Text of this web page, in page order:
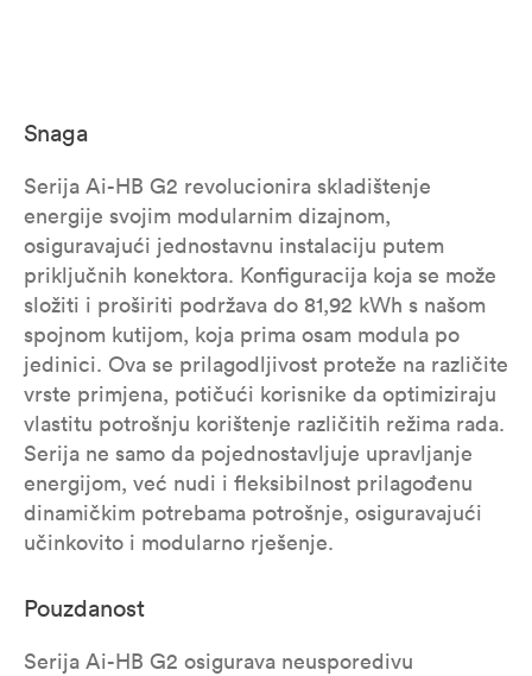
Snaga
Serija Ai-HB G2 revolucionira skladištenje
energije svojim modularnim dizajnom,
osiguravajući jednostavnu instalaciju putem
priključnih konektora. Konfiguracija koja se može
složiti i proširiti podržava do 81,92 kWh s našom
spojnom kutijom, koja prima osam modula po
jedinici. Ova se prilagodljivost proteže na različite
vrste primjena, potičući korisnike da optimiziraju
vlastitu potrošnju korištenje različitih režima rada.
Serija ne samo da pojednostavljuje upravljanje
energijom, već nudi i fleksibilnost prilagođenu
dinamičkim potrebama potrošnje, osiguravajući
učinkovito i modularno rješenje.
Pouzdanost
Serija Ai-HB G2 osigurava neusporedivu